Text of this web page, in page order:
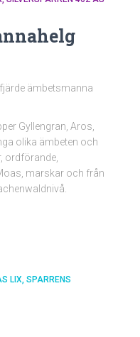
ämbetsmanna
Gyllengran, Aros,
olika ämbeten och
ordförande,
marskar och från
LIX SPARRENS